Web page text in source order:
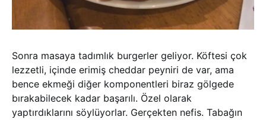
Sonra masaya tadımlık burgerler geliyor. Köftesi çok
lezzetli, içinde erimiş cheddar peyniri de var, ama
bence ekmeği diğer komponentleri biraz gölgede
bırakabilecek kadar başarılı. Özel olarak
yaptırdıklarını söylüyorlar. Gerçekten nefis. Tabağın